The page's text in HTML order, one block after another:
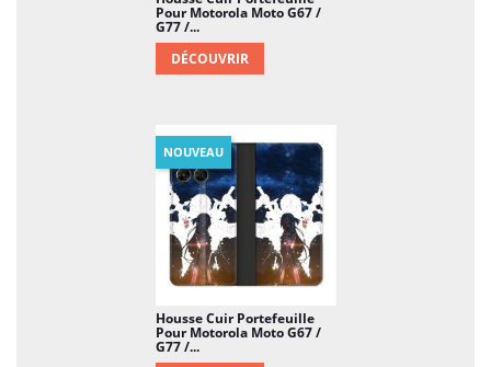
Pour Motorola Moto G67 /
G77 /...
DÉCOUVRIR
Housse Cuir Portefeuille
Pour Motorola Moto G67 /
G77 /...
NOUVEAU